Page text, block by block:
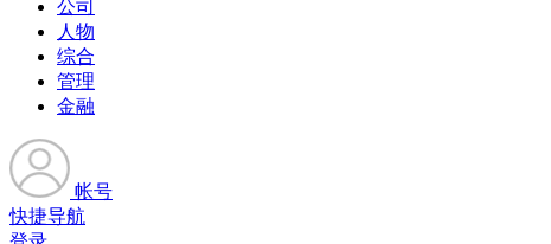
公司
人物
综合
管理
金融
帐号
快捷导航